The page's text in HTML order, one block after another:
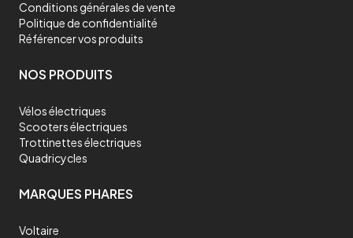
Conditions générales de vente
Politique de confidentialité
Référencer vos produits
NOS PRODUITS
Vélos électriques
Scooters électriques
Trottinettes électriques
Quadricycles
MARQUES PHARES
Voltaire